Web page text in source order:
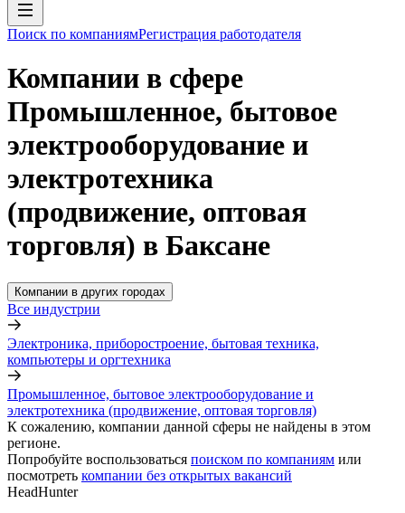
Поиск по компаниямРегистрация работодателя
Компании в сфере
Промышленное, бытовое
электрооборудование и
электротехника
(продвижение, оптовая
торговля) в Баксане
Компании в других городах
Все индустрии
Электроника, приборостроение, бытовая техника,
компьютеры и оргтехника
Промышленное, бытовое электрооборудование и
электротехника (продвижение, оптовая торговля)
К сожалению, компании данной сферы не найдены в этом
регионе.
Попробуйте воспользоваться поиском по компаниям или
посмотреть компании без открытых вакансий
HeadHunter